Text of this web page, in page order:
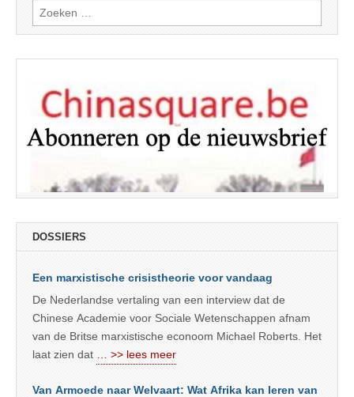
Zoeken
naar:
DOSSIERS
Een marxistische crisistheorie voor vandaag
De Nederlandse vertaling van een interview dat de
Chinese Academie voor Sociale Wetenschappen afnam
van de Britse marxistische econoom Michael Roberts. Het
laat zien dat
… >> lees meer
Van Armoede naar Welvaart: Wat Afrika kan leren van